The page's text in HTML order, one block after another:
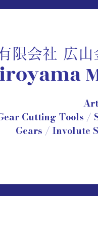
限会社 広山
Cutting Tools /
Gears / Involute